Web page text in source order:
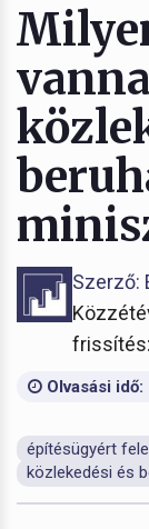
Szerző:
Olvasási idő:
építésügyért
közlekedési és